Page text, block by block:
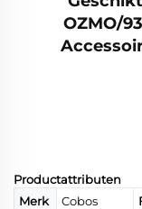
OZMO/
Productattributen
Merk
Cobos